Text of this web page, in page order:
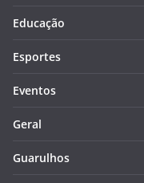
Educação
Esportes
Eventos
Geral
Guarulhos